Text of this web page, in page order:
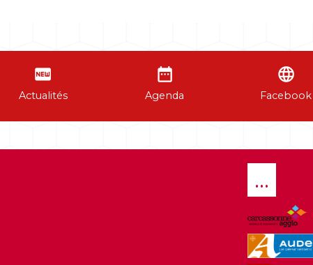
fiber_new
Actualités
date_range
Agenda
language
Facebook
...